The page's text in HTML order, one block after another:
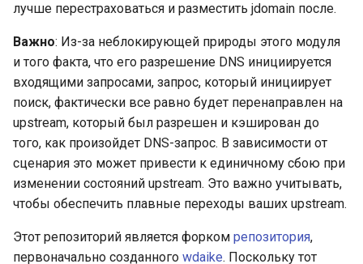
jsonrpc-batch
jump-consistent-hash
jwt-verification
jwt
лучше перестраховаться и разместить jdomain после.
Важно: Из-за неблокирующей природы этого модуля
и того факта, что его разрешение DNS инициируется
входящими запросами, запрос, который инициирует
поиск, фактически все равно будет перенаправлен на
upstream, который был разрешен и кэширован до
того, как произойдет DNS-запрос. В зависимости от
сценария это может привести к единичному сбою при
изменении состояний upstream. Это важно учитывать,
чтобы обеспечить плавные переходы ваших upstream.
Этот репозиторий является форком репозитория,
первоначально созданного wdaike. Поскольку тот